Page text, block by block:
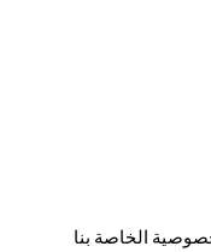
الخاصة بنا